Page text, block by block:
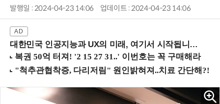
발행일 : 2024-04-23 14:06 업데이트 : 2024-04-23 14:06
대한민국 인공지능과 UX의 미래, 여기서 시작됩니다! (9/2 강남역)